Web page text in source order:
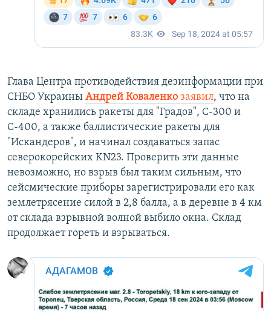
Глава Центра противодействия дезинформации при
СНБО Украины Андрей Коваленко заявил, что на
складе хранились ракеты для "Градов", С-300 и
С-400, а также баллистические ракеты для
"Искандеров", и начинал создаваться запас
северокорейских KN23. Проверить эти данные
невозможно, но взрыв был таким сильным, что
сейсмические приборы зарегистрировали его как
землетрясение силой в 2,8 балла, а в деревне в 4 км
от склада взрывной волной выбило окна. Склад
продолжает гореть и взрываться.